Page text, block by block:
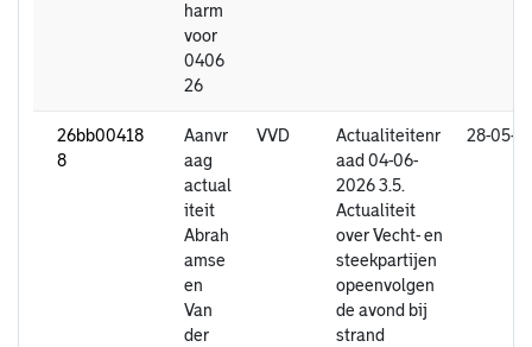
harm
voor
0406
26
26bb00418
8
Aanvr
aag
actual
iteit
Abrah
amse
en
Van
der
VVD
Actualiteitenr
aad 04-06-
2026 3.5.
Actualiteit
over ´Vecht- en
steekpartijen
opeenvolgen
de avond bij
strand
28-05-